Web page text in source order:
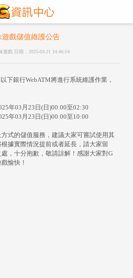
遊戲儲值維護公告
遊戲 日期：2025-03-21 14:46:54
銀行WebATM將進行系統維護作業，
年03月23日(日)00:00至02:30
年03月23日(日)00:00至10:00
式的儲值服務，建議大家可嘗試使用其
據實際情況提前或者延長，請大家留
，十分抱歉，敬請諒解！感謝大家對G
愉快！